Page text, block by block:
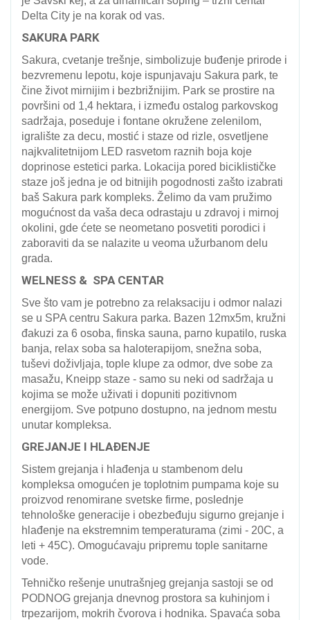
Delta City je na korak od vas.
SAKURA PARK
Sakura, cvetanje trešnje, simbolizuje buđenje prirode i
bezvremenu lepotu, koje ispunjavaju Sakura park, te
čine život mirnijim i bezbrižnijim. Park se prostire na
površini od 1,4 hektara, i između ostalog parkovskog
sadržaja, poseduje i fontane okružene zelenilom,
igralište za decu, mostić i staze od rizle, osvetljene
najkvalitetnijom LED rasvetom raznih boja koje
doprinose estetici parka. Lokacija pored biciklističke
staze još jedna je od bitnijih pogodnosti zašto izabrati
baš Sakura park kompleks. Želimo da vam pružimo
mogućnost da vaša deca odrastaju u zdravoj i mirnoj
okolini, gde ćete se neometano posvetiti porodici i
zaboraviti da se nalazite u veoma užurbanom delu
grada.
WELNESS & SPA CENTAR
Sve što vam je potrebno za relaksaciju i odmor nalazi
se u SPA centru Sakura parka. Bazen 12mx5m, kružni
đakuzi za 6 osoba, finska sauna, parno kupatilo, ruska
banja, relax soba sa haloterapijom, snežna soba,
tuševi doživljaja, tople klupe za odmor, dve sobe za
masažu, Kneipp staze - samo su neki od sadržaja u
kojima se može uživati i dopuniti pozitivnom
energijom. Sve potpuno dostupno, na jednom mestu
unutar kompleksa.
GREJANJE I HLAĐENJE
Sistem grejanja i hlađenja u stambenom delu
kompleksa omogućen je toplotnim pumpama koje su
proizvod renomirane svetske firme, poslednje
tehnološke generacije i obezbeđuju sigurno grejanje i
hlađenje na ekstremnim temperaturama (zimi - 20C, a
leti + 45C). Omogućavaju pripremu tople sanitarne
vode.
Tehničko rešenje unutrašnjeg grejanja sastoji se od
PODNOG grejanja dnevnog prostora sa kuhinjom i
trpezarijom, mokrih čvorova i hodnika. Spavaća soba